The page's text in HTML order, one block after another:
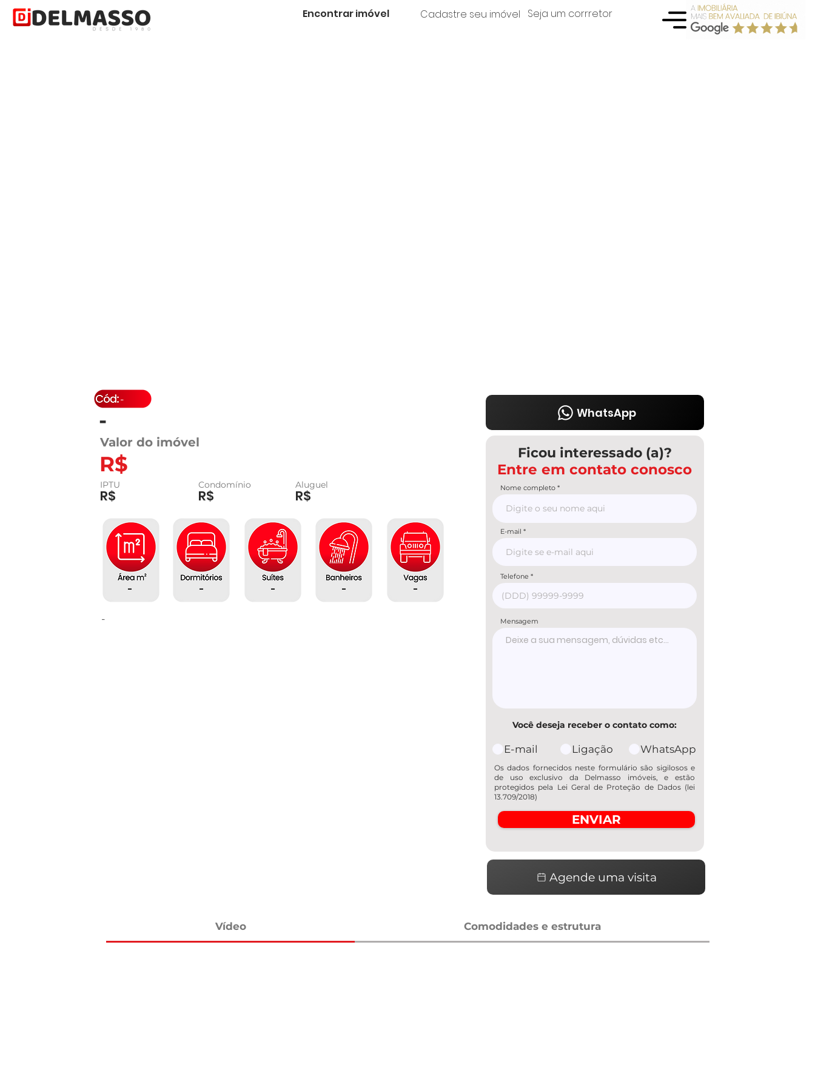
Encontrar imóvel Cadastre seu imóvel Seja um corrretor
-
R$
Valor do imóvel
-
R$
IPTU
R$
Condomínio
R$
Aluguel
- -
- - -
-
WhatsApp
Ficou interessado (a)?
Entre em contato conosco
Nome completo
E-mail
Telefone
Mensagem
Você deseja receber o contato como:
E-mail Ligação WhatsApp
Os dados fornecidos neste formulário são sigilosos e
de uso exclusivo da Delmasso imóveis, e estão
protegidos pela Lei Geral de Proteção de Dados (lei
13.709/2018)
ENVIAR
Agende uma visita
Vídeo Comodidades e estrutura